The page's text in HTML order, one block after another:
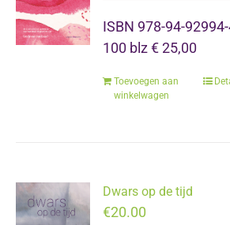
ISBN 978-94-
100 blz € 25,00
Toevoegen aan
winkelwagen
Dwars op de tijd
€20.00